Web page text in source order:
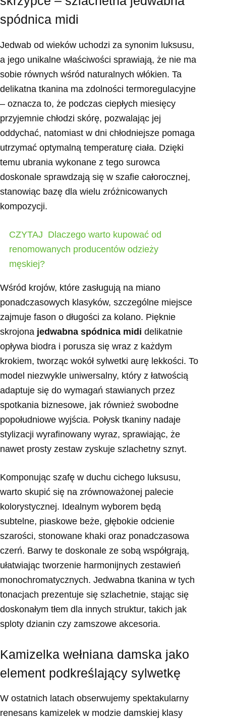
spódnica midi
Jedwab od wieków uchodzi za synonim luksusu,
a jego unikalne właściwości sprawiają, że nie ma
sobie równych wśród naturalnych włókien. Ta
delikatna tkanina ma zdolności termoregulacyjne
– oznacza to, że podczas ciepłych miesięcy
przyjemnie chłodzi skórę, pozwalając jej
oddychać, natomiast w dni chłodniejsze pomaga
utrzymać optymalną temperaturę ciała. Dzięki
temu ubrania wykonane z tego surowca
doskonale sprawdzają się w szafie całorocznej,
stanowiąc bazę dla wielu zróżnicowanych
kompozycji.
CZYTAJ Dlaczego warto kupować od
renomowanych producentów odzieży
męskiej?
Wśród krojów, które zasługują na miano
ponadczasowych klasyków, szczególne miejsce
zajmuje fason o długości za kolano. Pięknie
skrojona jedwabna spódnica midi delikatnie
opływa biodra i porusza się wraz z każdym
krokiem, tworząc wokół sylwetki aurę lekkości. To
model niezwykle uniwersalny, który z łatwością
adaptuje się do wymagań stawianych przez
spotkania biznesowe, jak również swobodne
popołudniowe wyjścia. Połysk tkaniny nadaje
stylizacji wyrafinowany wyraz, sprawiając, że
nawet prosty zestaw zyskuje szlachetny sznyt.
Komponując szafę w duchu cichego luksusu,
warto skupić się na zrównoważonej palecie
kolorystycznej. Idealnym wyborem będą
subtelne, piaskowe beże, głębokie odcienie
szarości, stonowane khaki oraz ponadczasowa
czerń. Barwy te doskonale ze sobą współgrają,
ułatwiając tworzenie harmonijnych zestawień
monochromatycznych. Jedwabna tkanina w tych
tonacjach prezentuje się szlachetnie, stając się
doskonałym tłem dla innych struktur, takich jak
sploty dzianin czy zamszowe akcesoria.
Kamizelka wełniana damska jako
element podkreślający sylwetkę
W ostatnich latach obserwujemy spektakularny
renesans kamizelek w modzie damskiej klasy